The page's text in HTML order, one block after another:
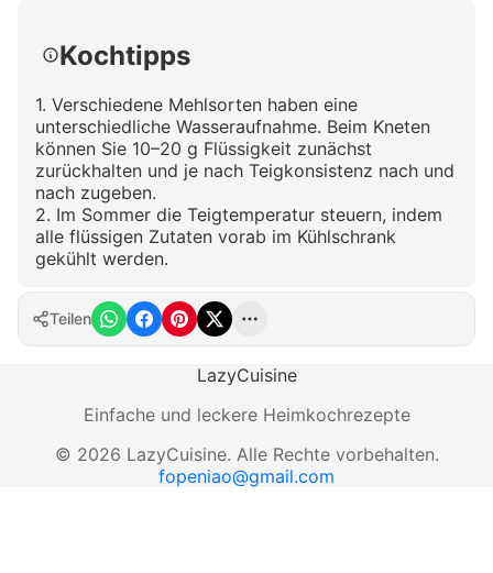
Kochtipps
1. Verschiedene Mehlsorten haben eine
unterschiedliche Wasseraufnahme. Beim Kneten
können Sie 10–20 g Flüssigkeit zunächst
zurückhalten und je nach Teigkonsistenz nach und
nach zugeben.
2. Im Sommer die Teigtemperatur steuern, indem
alle flüssigen Zutaten vorab im Kühlschrank
gekühlt werden.
Teilen
LazyCuisine
Einfache und leckere Heimkochrezepte
© 2026 LazyCuisine. Alle Rechte vorbehalten.
fopeniao@gmail.com